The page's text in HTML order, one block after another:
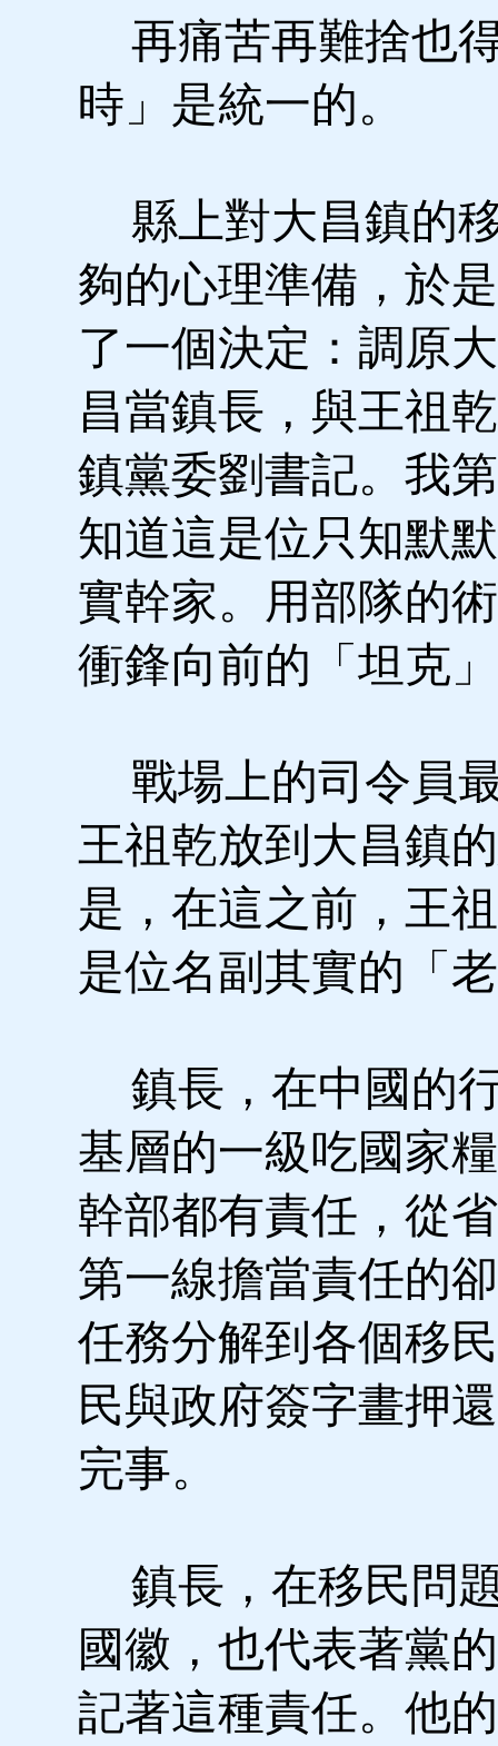
再痛苦再難捨也
時」是統一的。
縣上對大昌鎮的
夠的心理準備，於
了一個決定：調原
昌當鎮長，與王祖
鎮黨委劉書記。我
知道這是位只知默
實幹家。用部隊的
衝鋒向前的「坦克
戰場上的司令員
王祖乾放到大昌鎮
是，在這之前，王
是位名副其實的「
鎮長，在中國的
基層的一級吃國家
幹部都有責任，從
第一線擔當責任的
任務分解到各個移
民與政府簽字畫押
完事。
鎮長，在移民問
國徽，也代表著黨
記著這種責任。他